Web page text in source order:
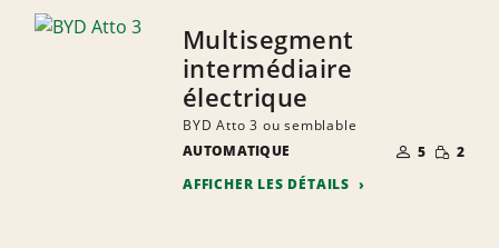
Multisegment
intermédiaire
électrique
BYD Atto 3 ou semblable
AUTOMATIQUE
NOMBRE DE
PERSONNES
5 RÉDUITE
2
AFFICHER LES DÉTAILS